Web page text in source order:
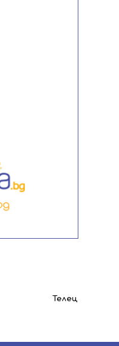
Телец